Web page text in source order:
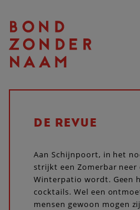
DE REVUE
Aan Schijnpoort, in het
strijkt een Zomerbar neer
Winterpatio wordt. Geen
cocktails. Wel een
mensen gewoon mogen